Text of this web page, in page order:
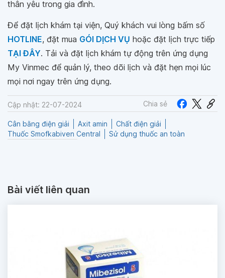
thân yêu trong gia đình.
Để đặt lịch khám tại viện, Quý khách vui lòng bấm số
HOTLINE, đặt mua GÓI DỊCH VỤ hoặc đặt lịch trực tiếp
TẠI ĐÂY. Tải và đặt lịch khám tự động trên ứng dụng
My Vinmec để quản lý, theo dõi lịch và đặt hẹn mọi lúc
mọi nơi ngay trên ứng dụng.
Cập nhật: 22-07-2024 Chia sẻ
Cân bằng điện giải Axit amin
Chất điện giải
Thuốc Smofkabiven Central
Sử dụng thuốc an toàn
Bài viết liên quan